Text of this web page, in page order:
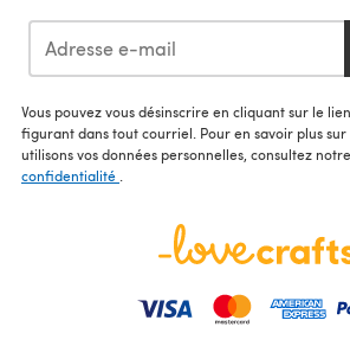
Vous pouvez vous désinscrire en cliquant sur le
figurant dans tout courriel. Pour en savoir plus
utilisons vos données personnelles, consultez notre
confidentialité